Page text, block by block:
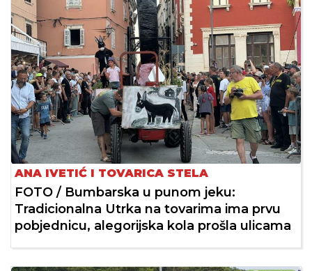
ANA IVETIĆ I TOVARICA STELA
FOTO / Bumbarska u punom jeku:
Tradicionalna Utrka na tovarima ima prvu
pobjednicu, alegorijska kola prošla ulicama